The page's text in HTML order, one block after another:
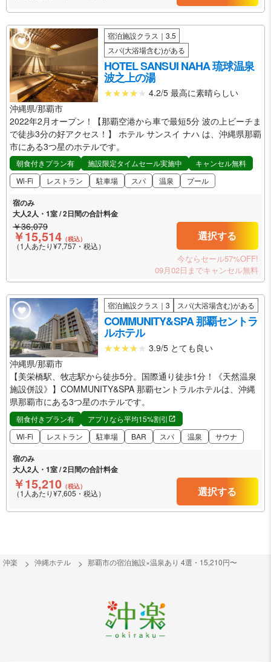
宿泊施設クラス｜3.5
スパ(大浴場含む)がある
HOTEL SANSUI NAHA 琉球温泉
波之上の湯
4.2/5 最高に素晴らしい
沖縄県/那覇市
2022年2月オープン！【那覇空港から車で最短5分 波の上ビーチま
で徒歩3分の好アクセス！】 ホテル サンスイ ナハ は、沖縄県那覇
市にある3つ星のホテルです。
朝食付きプラン有 施設限定タイムセール実施中
キャンセル無料
Wi-Fi
レストラン 駐車場 スパ 温泉 プール
宿のみ
大人2人・1室 / 2日間の合計料金
￥36,079
￥15,514 （税込）
（1人あたり¥7,757・税込）
選択する
今ならセール57%OFF!
09月02日までキャンセル無料
宿泊施設クラス｜3 スパ(大浴場含む)がある
COMMUNITY&SPA 那覇セントラ
ルホテル
3.9/5 とても良い
沖縄県/那覇市
【美栄橋駅、牧志駅から徒歩5分。国際通り徒歩1分！《天然温泉
施設併設》】COMMUNITY&SPA 那覇セントラルホテルは、沖縄
県那覇市にある3つ星のホテルです。
朝食付きプラン有
アプリなら平均15%割引
Wi-Fi
レストラン 駐車場 BAR スパ 温泉 サウナ
宿のみ
大人2人・1室 / 2日間の合計料金
￥15,210 （税込）
（1人あたり¥7,605・税込） 選択する
沖楽 沖縄ホテル 那覇市の宿泊施設×温泉あり 4選・15,210円〜